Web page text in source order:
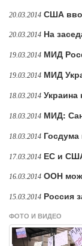
20.03.2014 США
20.03.2014 На
19.03.2014 МИД
19.03.2014 МИД
18.03.2014
18.03.2014 МИД:
18.03.2014
17.03.2014 ЕС и
16.03.2014 ООН
15.03.2014 Россия
ФОТО И ВИДЕО